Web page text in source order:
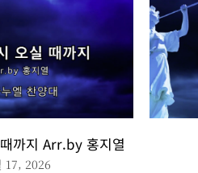
까지 Arr.by 홍지열
17, 2026